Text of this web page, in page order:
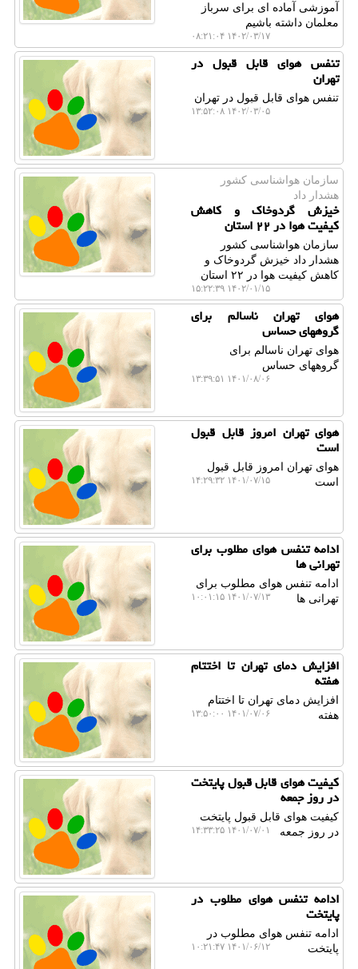
آموزشی آماده ای برای سرباز
معلمان داشته باشیم
۱۴۰۲/۰۳/۱۷ ۰۸:۲۱:۰۴
تنفس هوای قابل قبول در
تهران
تنفس هوای قابل قبول در تهران
۱۴۰۲/۰۳/۰۵ ۱۳:۵۲:۰۸
سازمان هواشناسی كشور
هشدار داد
خیزش گردوخاک و کاهش
کیفیت هوا در ۲۲ استان
سازمان هواشناسی كشور
هشدار داد خیزش گردوخاک و
کاهش کیفیت هوا در ۲۲ استان
۱۴۰۲/۰۱/۱۵ ۱۵:۲۲:۳۹
هوای تهران ناسالم برای
گروههای حساس
هوای تهران ناسالم برای
گروههای حساس
۱۴۰۱/۰۸/۰۶ ۱۳:۳۹:۵۱
هوای تهران امروز قابل قبول
است
هوای تهران امروز قابل قبول
است
۱۴۰۱/۰۷/۱۵ ۱۴:۲۹:۳۲
ادامه تنفس هوای مطلوب برای
تهرانی ها
ادامه تنفس هوای مطلوب برای
تهرانی ها
۱۴۰۱/۰۷/۱۳ ۱۰:۰۱:۱۵
افزایش دمای تهران تا اختتام
هفته
افزایش دمای تهران تا اختتام
هفته
۱۴۰۱/۰۷/۰۶ ۱۳:۵۰:۰۰
کیفیت هوای قابل قبول پایتخت
در روز جمعه
کیفیت هوای قابل قبول پایتخت
در روز جمعه
۱۴۰۱/۰۷/۰۱ ۱۴:۳۳:۲۵
ادامه تنفس هوای مطلوب در
پایتخت
ادامه تنفس هوای مطلوب در
پایتخت
۱۴۰۱/۰۶/۱۲ ۱۰:۲۱:۴۷